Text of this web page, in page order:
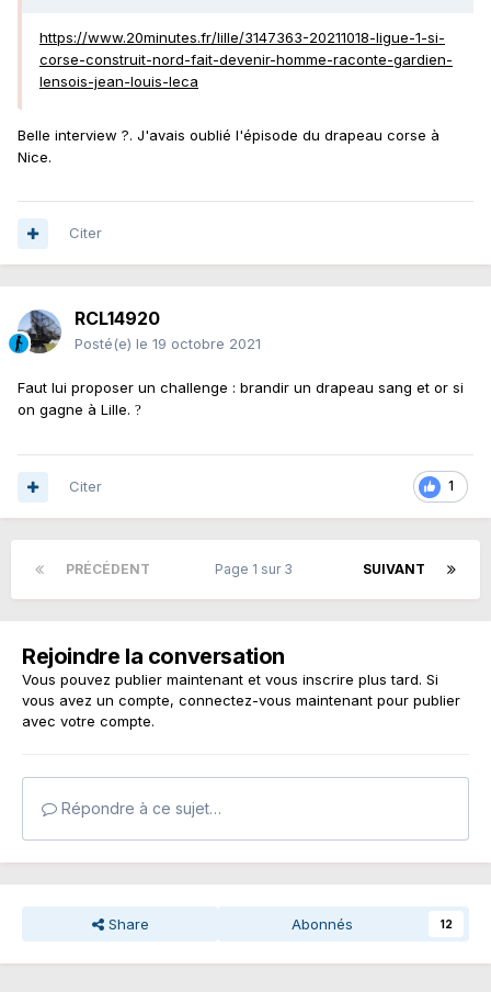
https://www.20minutes.fr/lille/3147363-20211018-ligue-1-si-
corse-construit-nord-fait-devenir-homme-raconte-gardien-
lensois-jean-louis-leca
Belle interview ?. J'avais oublié l'épisode du drapeau corse à
Nice.
Citer
RCL14920
Posté(e) le 19 octobre 2021
Faut lui proposer un challenge : brandir un drapeau sang et or si
on gagne à Lille. ?
1
Citer
PRÉCÉDENT SUIVANT
Page 1 sur 3
Rejoindre la conversation
Vous pouvez publier maintenant et vous inscrire plus tard. Si
vous avez un compte, connectez-vous maintenant pour publier
avec votre compte.
Répondre à ce sujet…
Share Abonnés 12